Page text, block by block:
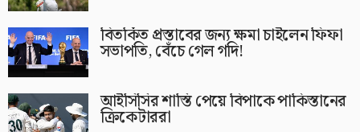
বিতর্কিত প্রস্তাবের জন্য ক্ষমা চাইলেন ফিফা
সভাপতি, বেঁচে গেল গদি!
আইসিসির শাস্তি পেয়ে বিপাকে পাকিস্তানের
ক্রিকেটাররা